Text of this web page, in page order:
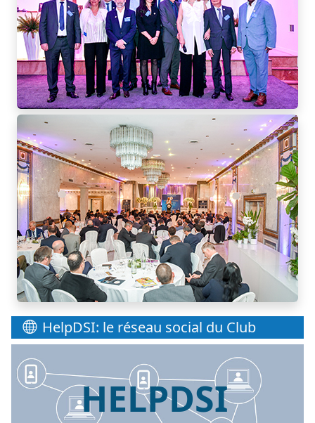
HelpDSI: le réseau social du Club
HELPDSI